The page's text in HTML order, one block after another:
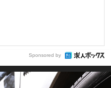
Sponsored by